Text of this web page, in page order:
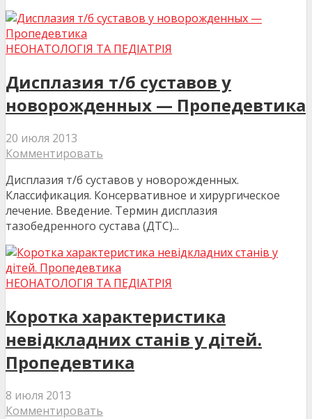
НЕОНАТОЛОГІЯ ТА ПЕДІАТРІЯ
Дисплазия т/б суставов у
новорожденных — Пропедевтика
20 июля 2013
Комментировать
Дисплазия т/б суставов у новорожденных.
Классификация. Консервативное и хирургическое
лечение. Введение. Термин дисплазия
тазобедренного сустава (ДТС)...
НЕОНАТОЛОГІЯ ТА ПЕДІАТРІЯ
Коротка характеристика
невідкладних станів у дітей.
Пропедевтика
8 июля 2013
Комментировать